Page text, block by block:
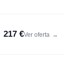
217 €Ver oferta →